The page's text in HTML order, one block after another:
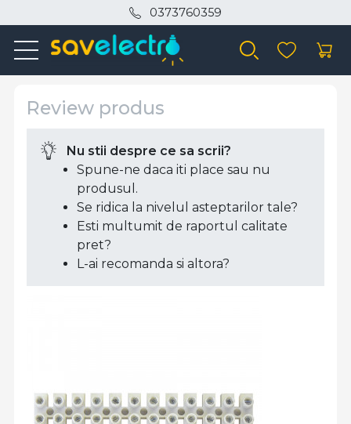
0373760359
Review produs
Nu stii despre ce sa scrii?
Spune-ne daca iti place sau nu
produsul.
Se ridica la nivelul asteptarilor tale?
Esti multumit de raportul calitate
pret?
L-ai recomanda si altora?